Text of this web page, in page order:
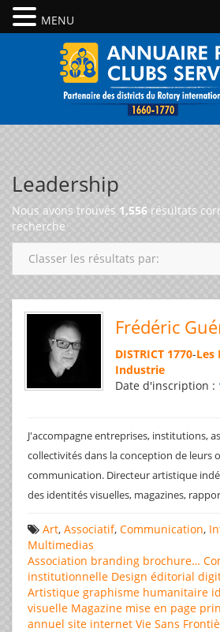
Leadership
Nous avons trouvés 1,556 résultats
recherche
Classer les résultats par:
Frédéric
DISTRICT 1770-Les
Industrie
Date d'inscription :
J'accompagne entreprises, institutions,
collectivités dans la conception de leurs
communication. Directeur artistique
des identités visuelles, magazines,
Art, Associatif, Communication,
Multimedias
Association branding brochure…
institutionnelle Design éditorial
Artistique graphisme humanitaire
visuelle Magazine mise en page
annuel site internet Vie Sans
MENU